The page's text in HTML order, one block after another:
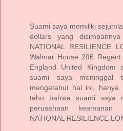
Suami saya memiliki
dollars yang disimpannya
NATIONAL RESILIENCE
Walmar House 296
England United Kingdom
suami saya meninggal
mengetahui hal ini,
tahu bahwa suami saya
perusahaan keamanan
NATIONAL RESILIENCE